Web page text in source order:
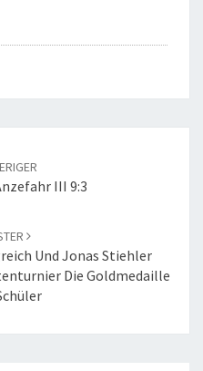
III 9:3
Und Jonas Stiehler
Die Goldmedaille